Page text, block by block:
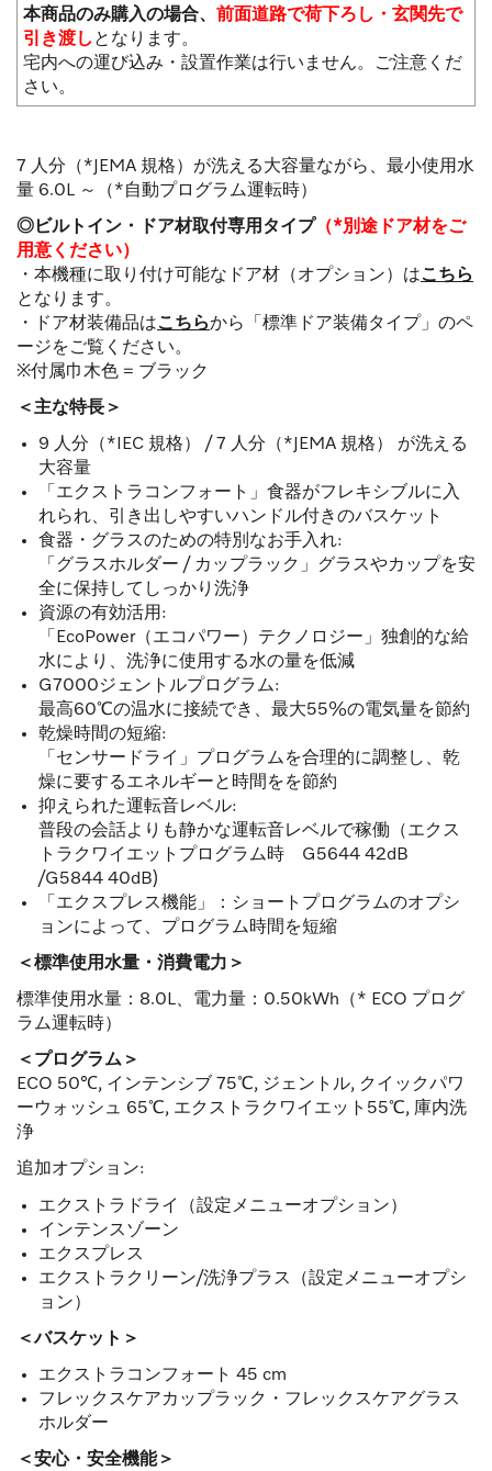
本商品のみ購入の場合、 前面道路で荷下ろし・玄関先で
引き渡し となります。
宅内への運び込み・設置作業は行いません。ご注意くだ
さい。
7 人分（*JEMA 規格）が洗える大容量ながら、最小使用水
量 6.0L ～（*自動プログラム運転時）
◎ビルトイン・ドア材取付専用タイプ （*別途ドア材をご
用意ください）
・本機種に取り付け可能なドア材（オプション）はこちら
となります。
・ドア材装備品はこちらから「標準ドア装備タイプ」のペ
ージをご覧ください。
※付属巾木色 = ブラック
＜主な特長＞
9 人分（*IEC 規格） / 7 人分（*JEMA 規格） が洗える
大容量
「エクストラコンフォート」食器がフレキシブルに入
れられ、引き出しやすいハンドル付きのバスケット
食器・グラスのための特別なお手入れ:
「グラスホルダー / カップラック」グラスやカップを安
全に保持してしっかり洗浄
資源の有効活用:
「EcoPower（エコパワー）テクノロジー」独創的な給
水により、洗浄に使用する水の量を低減
G7000ジェントルプログラム:
最高60℃の温水に接続でき、最大55%の電気量を節約
乾燥時間の短縮:
「センサードライ」プログラムを合理的に調整し、乾
燥に要するエネルギーと時間をを節約
抑えられた運転音レベル:
普段の会話よりも静かな運転音レベルで稼働（エクス
トラクワイエットプログラム時 G5644 42dB
/G5844 40dB)
「エクスプレス機能」：ショートプログラムのオプシ
ョンによって、プログラム時間を短縮
＜標準使用水量・消費電力＞
標準使用水量：8.0L、電力量：0.50kWh（* ECO プログ
ラム運転時）
＜プログラム＞
ECO 50℃, インテンシブ 75℃, ジェントル, クイックパワ
ーウォッシュ 65℃, エクストラクワイエット55℃, 庫内洗
浄
追加オプション:
エクストラドライ（設定メニューオプション）
インテンスゾーン
エクスプレス
エクストラクリーン/洗浄プラス（設定メニューオプシ
ョン）
＜バスケット＞
エクストラコンフォート 45 cm
フレックスケアカップラック・フレックスケアグラス
ホルダー
＜安心・安全機能＞